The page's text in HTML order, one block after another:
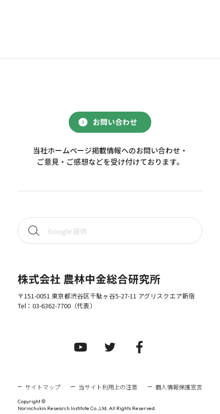
お問い合わせ
当社ホームページ掲載情報へのお問い合わせ・
ご意見・ご感想などを受け付けております。
株式会社 農林中金総合研究所
〒151-0051 東京都渋谷区千駄ヶ谷5-27-11 アグリスクエア新宿
Tel： 03-6362-7700（代表）
サイトマップ 当サイト利用上の注意 個人情報保護宣言
Copyright ©
Norinchukin Research Institute Co.,Ltd. All Rights Reserved.